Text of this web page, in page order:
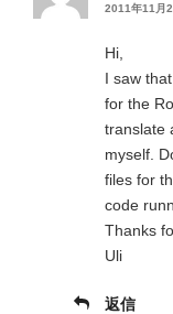
2011年11月
Hi,
I saw
for the
translate
myself.
files for
code
Thanks
Uli
返信